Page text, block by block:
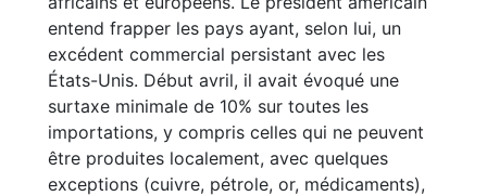
entend frapper les pays ayant, selon lui, un
excédent commercial persistant avec les
États-Unis. Début avril, il avait évoqué une
surtaxe minimale de 10% sur toutes les
importations, y compris celles qui ne peuvent
être produites localement, avec quelques
exceptions (cuivre, pétrole, or, médicaments),